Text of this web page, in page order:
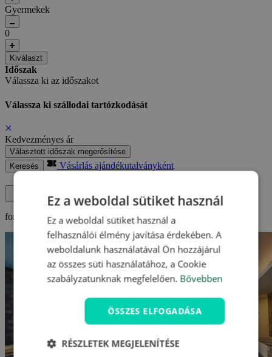
Gyermekek
0
Kiválaszt
Időszak
Válassza ki az időszakot
Válassza ki szállodai tartózkodását
Kedvezményes ár
Választott időszak megerősítése
Keresés
Vásárlás ajándékutalványként
form with addon group details...
Ez a weboldal sütiket használ
Ez a weboldal sütiket használ a
felhasználói élmény javítása érdekében. A
weboldalunk használatával Ön hozzájárul
az összes süti használatához, a Cookie
szabályzatunknak megfelelően. Bővebben
ÖSSZES ELFOGADÁSA
RÉSZLETEK MEGJELENÍTÉSE